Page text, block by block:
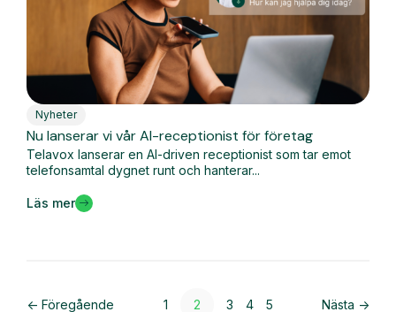
Nyheter
Nu lanserar vi vår AI-receptionist för företag
Telavox lanserar en AI-driven receptionist som tar emot
telefonsamtal dygnet runt och hanterar...
Läs mer
<- Föregående 1 2 3 4 5 Nästa ->